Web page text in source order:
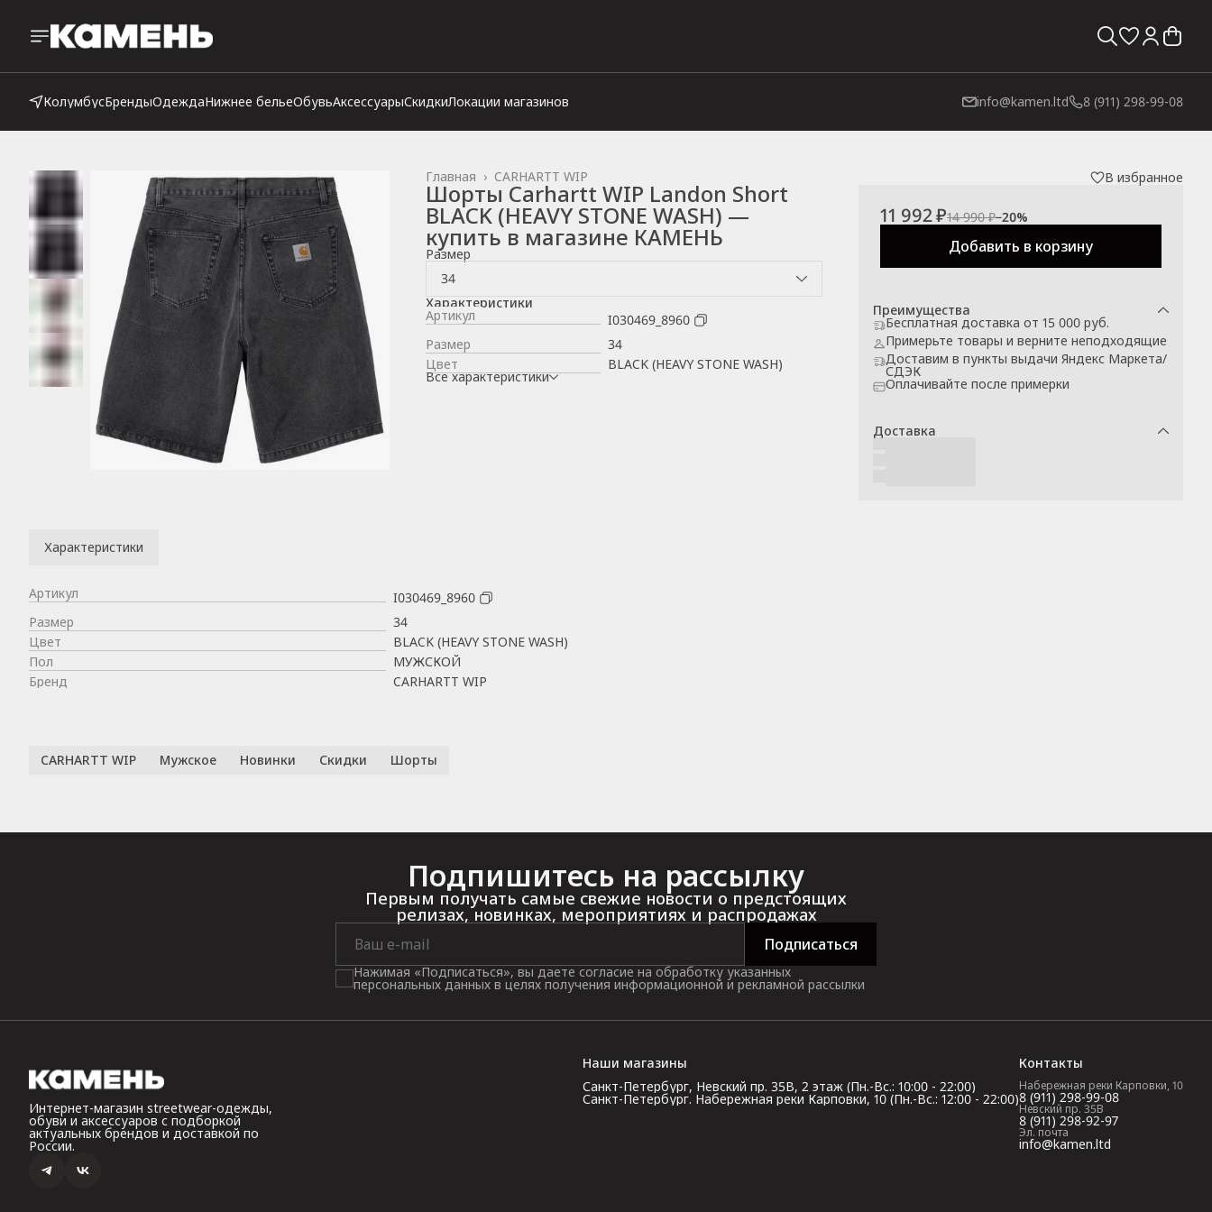
КолумбусБрендыОдеждаНижнее бельеОбувьАксессуарыСкидкиЛокации магазинов info@kamen.ltd 8 (911) 298-99-08
CARHARTT WIP
Главная ›
Шорты Carhartt WIP Landon Short
BLACK (HEAVY STONE WASH) —
купить в магазине КАМЕНЬ
Размер
34
Характеристики
Артикул
I030469_8960
Размер
34
Цвет
BLACK (HEAVY STONE WASH)
Все характеристики
В избранное
11 992 ₽14 990 ₽−20%
Добавить в корзину
Преимущества
Бесплатная доставка от 15 000 руб.
Примерьте товары и верните неподходящие
Доставим в пункты выдачи Яндекс Маркета/
СДЭК
Оплачивайте после примерки
Доставка
Характеристики
Артикул
I030469_8960
Размер
34
Цвет
BLACK (HEAVY STONE WASH)
Пол
МУЖСКОЙ
Бренд
CARHARTT WIP
CARHARTT WIP Мужское Новинки Скидки Шорты
Подпишитесь на рассылку
Первым получать самые свежие новости о предстоящих
релизах, новинках, мероприятиях и распродажах
Подписаться
Нажимая «Подписаться», вы даете согласие на обработку указанных
персональных данных в целях получения информационной и рекламной рассылки
Интернет-магазин streetwear-одежды,
обуви и аксессуаров с подборкой
актуальных брендов и доставкой по
России.
Наши магазины
Санкт-Петербург, Невский пр. 35В, 2 этаж (Пн.-Вс.: 10:00 - 22:00)
Санкт-Петербург. Набережная реки Карповки, 10 (Пн.-Вс.: 12:00 - 22:00)
Контакты
Набережная реки Карповки, 10
8 (911) 298-99-08
Невский пр. 35В
8 (911) 298-92-97
Эл. почта
info@kamen.ltd